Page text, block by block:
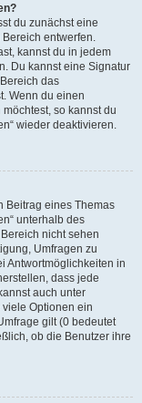
du zunächst eine
entwerfen.
kannst du in jedem
Du kannst eine Signatur
das
Wenn du einen
so kannst du
wieder deaktivieren.
Beitrag eines Themas
unterhalb des
nicht sehen
Umfragen zu
Antwortmöglichkeiten in
dass jede
auch unter
viele Optionen ein
gilt (0 bedeutet
ob die Benutzer ihre